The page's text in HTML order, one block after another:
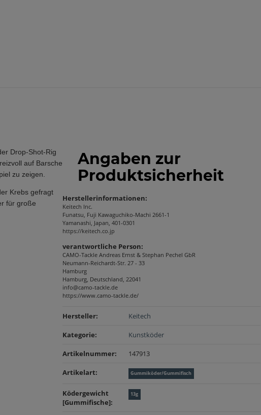
Drop-Shot-Rig
auf Barsche
zu zeigen.
Krebs gefragt
für große
Angaben zur
Produktsicherheit
Herstellerinformationen:
Keitech Inc.
Funatsu, Fuji Kawaguchiko-Machi 2661-1
Yamanashi, Japan, 401-0301
https://keitech.co.jp
verantwortliche Person:
CAMO-Tackle Andreas Ernst & Stephan Pechel GbR
Neumann-Reichardt-Str. 27 - 33
Hamburg
Hamburg, Deutschland, 22041
info@camo-tackle.de
https://www.camo-tackle.de/
Produkteigenschaft
Wert
Hersteller: Keitech
Kategorie: Kunstköder
Artikelnummer: 147913
Artikelart‍: Gummiköder/Gummifisch
Ködergewicht
[Gummifische]‍:
13g